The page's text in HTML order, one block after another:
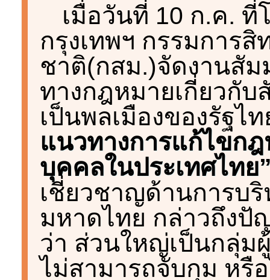
เมื่อวันที่ 10 ก.ค. ที่
กรุงเทพฯ กรรมการ
ชาติ(กสม.)จัดงานสัม
ทางกฎหมายเกี่ยวกั
เป็นพลเมืองของรัฐไ
แนวทางการแก้ไขก
บุคคลในประเทศไทย
เชี่ยวชาญด้านการบริ
มหาดไทย กล่าวถึงปั
ว่า ส่วนใหญ่เป็นกลุ่ม
ไม่สามารถจับกุม หรื